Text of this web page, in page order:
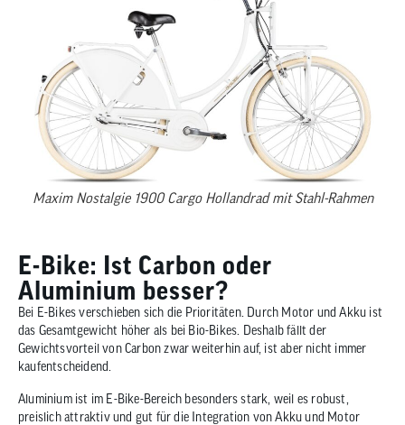
Maxim Nostalgie 1900 Cargo Hollandrad mit Stahl-Rahmen
E-Bike: Ist Carbon oder
Aluminium besser?
Bei E-Bikes verschieben sich die Prioritäten. Durch Motor und Akku ist
das Gesamtgewicht höher als bei Bio-Bikes. Deshalb fällt der
Gewichtsvorteil von Carbon zwar weiterhin auf, ist aber nicht immer
kaufentscheidend.
Aluminium ist im E-Bike-Bereich besonders stark, weil es robust,
preislich attraktiv und gut für die Integration von Akku und Motor